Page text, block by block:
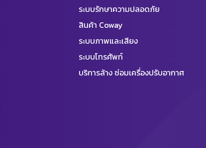
ระบบรักษาความปลอดภัย
สินค้า Coway
ระบบภาพและเสียง
ระบบโทรศัพท์
บริการล้าง ซ่อมเครื่องปรับอากาศ